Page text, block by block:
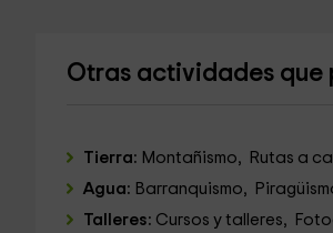
Otras actividades que
Tierra: Montañismo, Rutas a
Agua: Barranquismo,
Talleres: Cursos y talleres,